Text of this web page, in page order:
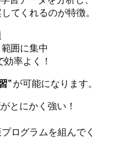
てくれるのが特徴。
囲に集中
率よく！
”が可能になります。
とにかく強い！
ログラムを組んでく